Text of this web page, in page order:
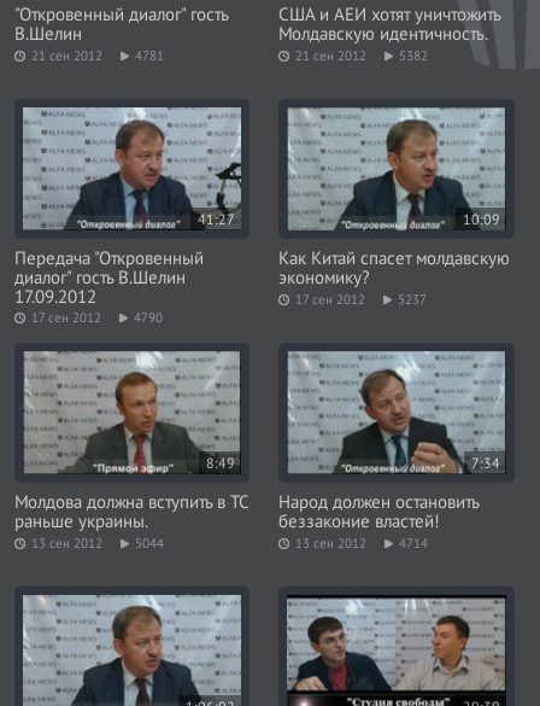
"Откровенный диалог" гость
В.Шелин
21 сен 2012 4781
США и АЕИ хотят уничтожить
Mолдавскую идентичность.
21 сен 2012 5382
41:27
Передача "Откровенный
диалог" гость В.Шелин
17.09.2012
17 сен 2012 4790
10:09
Как Китай спасет молдавскую
экономику?
17 сен 2012 5237
8:49
Молдова должна вступить в ТС
раньше украины.
13 сен 2012 5044
7:34
Народ должен остановить
беззаконие властей!
13 сен 2012 4714